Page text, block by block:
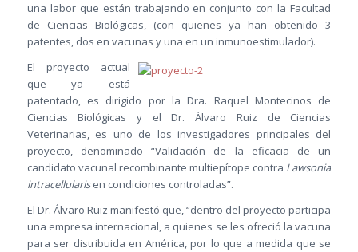
una labor que están trabajando en conjunto con la Facultad
de Ciencias Biológicas, (con quienes ya han obtenido 3
patentes, dos en vacunas y una en un inmunoestimulador).
El proyecto actual
que ya está
patentado, es dirigido por la Dra. Raquel Montecinos de
Ciencias Biológicas y el Dr. Álvaro Ruiz de Ciencias
Veterinarias, es uno de los investigadores principales del
proyecto, denominado “Validación de la eficacia de un
candidato vacunal recombinante multiepítope contra Lawsonia
intracellularisen condiciones controladas”.
El Dr. Álvaro Ruiz manifestó que, “dentro del proyecto participa
una empresa internacional, a quienes se les ofreció la vacuna
para ser distribuida en América, por lo que a medida que se